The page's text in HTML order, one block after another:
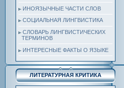
ИНОЯЗЫЧНЫЕ ЧАСТИ СЛОВ
СОЦИАЛЬНАЯ ЛИНГВИСТИКА
СЛОВАРЬ ЛИНГВИСТИЧЕСКИХ
ТЕРМИНОВ
ИНТЕРЕСНЫЕ ФАКТЫ О ЯЗЫКЕ
ЛИТЕРАТУРНАЯ КРИТИКА